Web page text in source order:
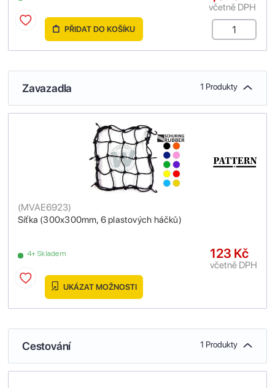
včetně DPH
PŘIDAT DO KOŠÍKU
Zavazadla 1 Produkty
Síťka (300x300mm, 6 plastových háčků)
(MVAE6923)
4+ Skladem 123 Kč
včetně DPH
UKÁZAT MOŽNOSTI
Cestování 1 Produkty